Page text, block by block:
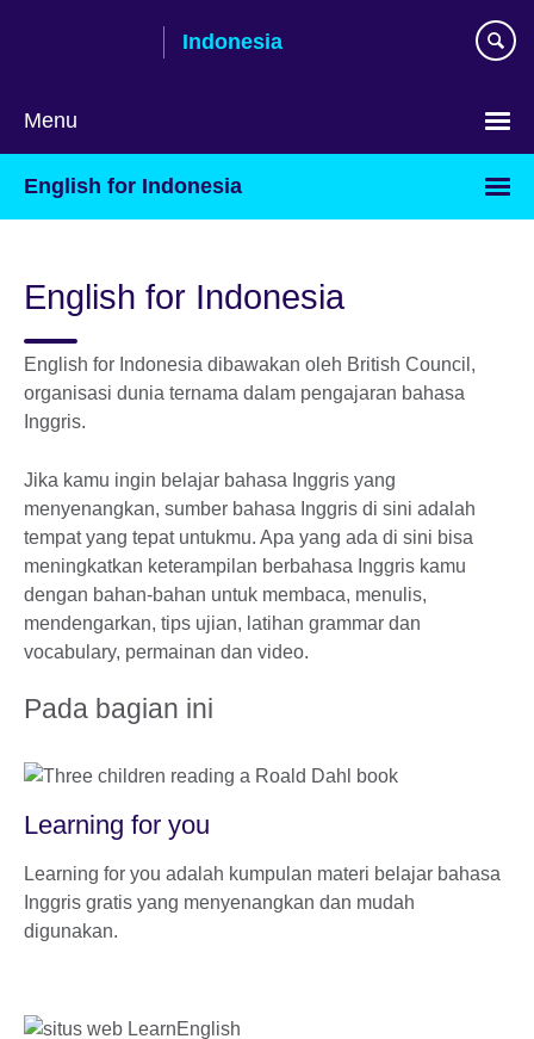
Indonesia
Menu
bahasa
English for Indonesia
English for Indonesia
English for Indonesia dibawakan oleh British Council,
organisasi dunia ternama dalam pengajaran bahasa
Inggris.
Jika kamu ingin belajar bahasa Inggris yang
menyenangkan, sumber bahasa Inggris di sini adalah
tempat yang tepat untukmu. Apa yang ada di sini bisa
meningkatkan keterampilan berbahasa Inggris kamu
dengan bahan-bahan untuk membaca, menulis,
mendengarkan, tips ujian, latihan grammar dan
vocabulary, permainan dan video.
Pada bagian ini
Learning for you
Learning for you adalah kumpulan materi belajar bahasa
Inggris gratis yang menyenangkan dan mudah
digunakan.